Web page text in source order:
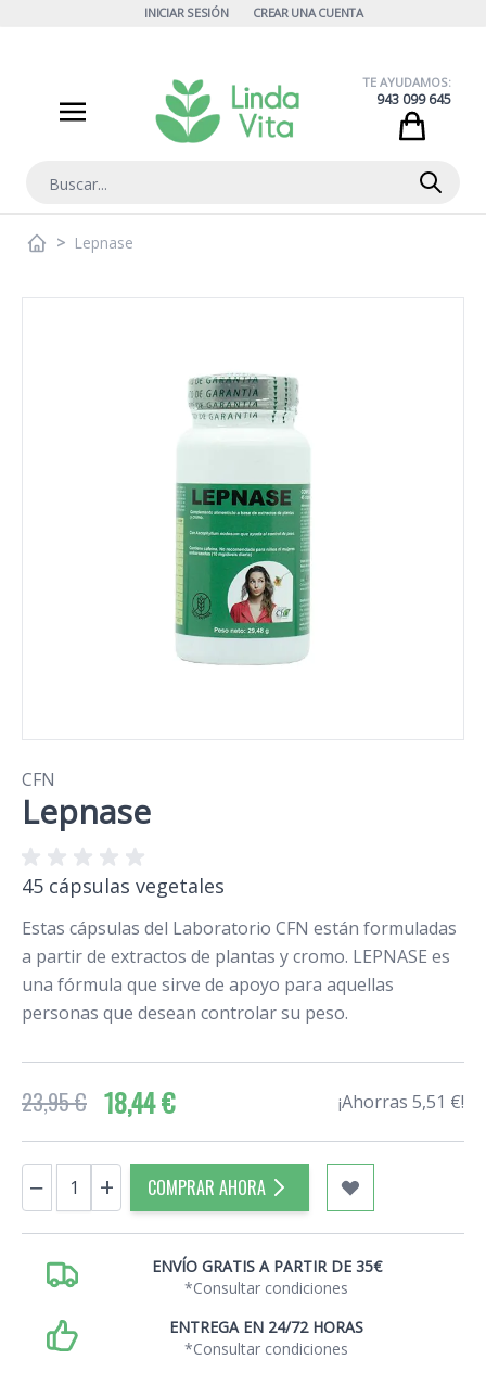
INICIAR SESIÓN CREAR UNA CUENTA
Buscar
TE AYUDAMOS:
943 099 645
> Lepnase
CFN
Lepnase
45 cápsulas vegetales
Estas cápsulas del Laboratorio CFN están formuladas
a partir de extractos de plantas y cromo. LEPNASE es
una fórmula que sirve de apoyo para aquellas
personas que desean controlar su peso.
23,95 € 18,44 € ¡Ahorras 5,51 €!
Cantidad
− + COMPRAR AHORA
ENVÍO GRATIS A PARTIR DE 35€
*Consultar condiciones
ENTREGA EN 24/72 HORAS
*Consultar condiciones